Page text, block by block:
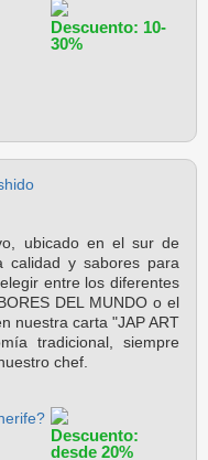
Descuento: 10-
30%
ubicado en el sur de
calidad y sabores para
entre los diferentes
DEL MUNDO o el
nuestra carta "JAP ART
tradicional, siempre
chef.
Descuento:
desde 20%